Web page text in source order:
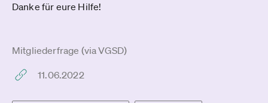
Danke für eure Hilfe!
Mitgliederfrage (via VGSD)
11.06.2022